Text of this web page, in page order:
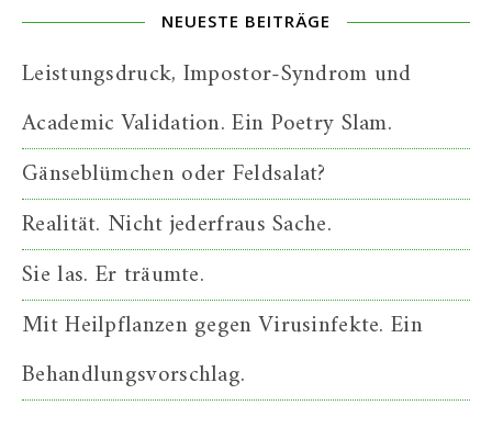
NEUESTE BEITRÄGE
Leistungsdruck, Impostor-Syndrom und
Academic Validation. Ein Poetry Slam.
Gänseblümchen oder Feldsalat?
Realität. Nicht jederfraus Sache.
Sie las. Er träumte.
Mit Heilpflanzen gegen Virusinfekte. Ein
Behandlungsvorschlag.